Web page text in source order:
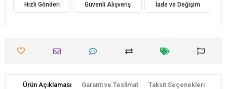
Hızlı Gönderi Güvenli Alışveriş İade ve Değişim
Ürün Açıklaması Garanti ve Teslimat Taksit Seçenekleri